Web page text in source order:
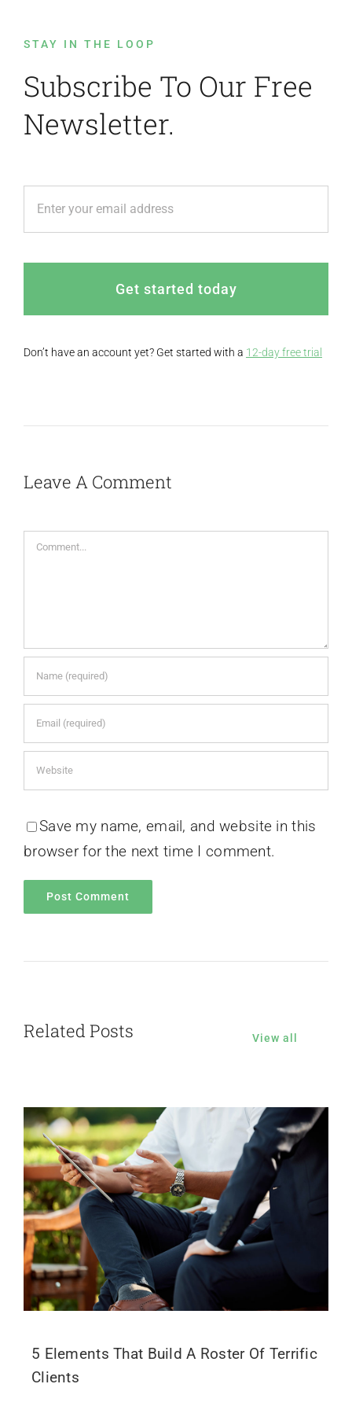
STAY IN THE LOOP
Subscribe To Our Free
Newsletter.
Get started today
Don’t have an account yet? Get started with a 12-day free trial
Leave A Comment
Comment
Save my name, email, and website in this
browser for the next time I comment.
Related Posts View all
5 Elements That Build A Roster Of Terrific
Clients